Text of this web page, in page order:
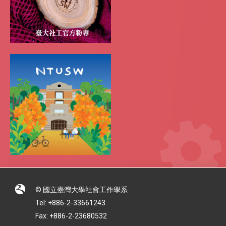
© 國立臺灣大學社會工作學系
Tel: +886-2-33661243
Fax: +886-2-23680532